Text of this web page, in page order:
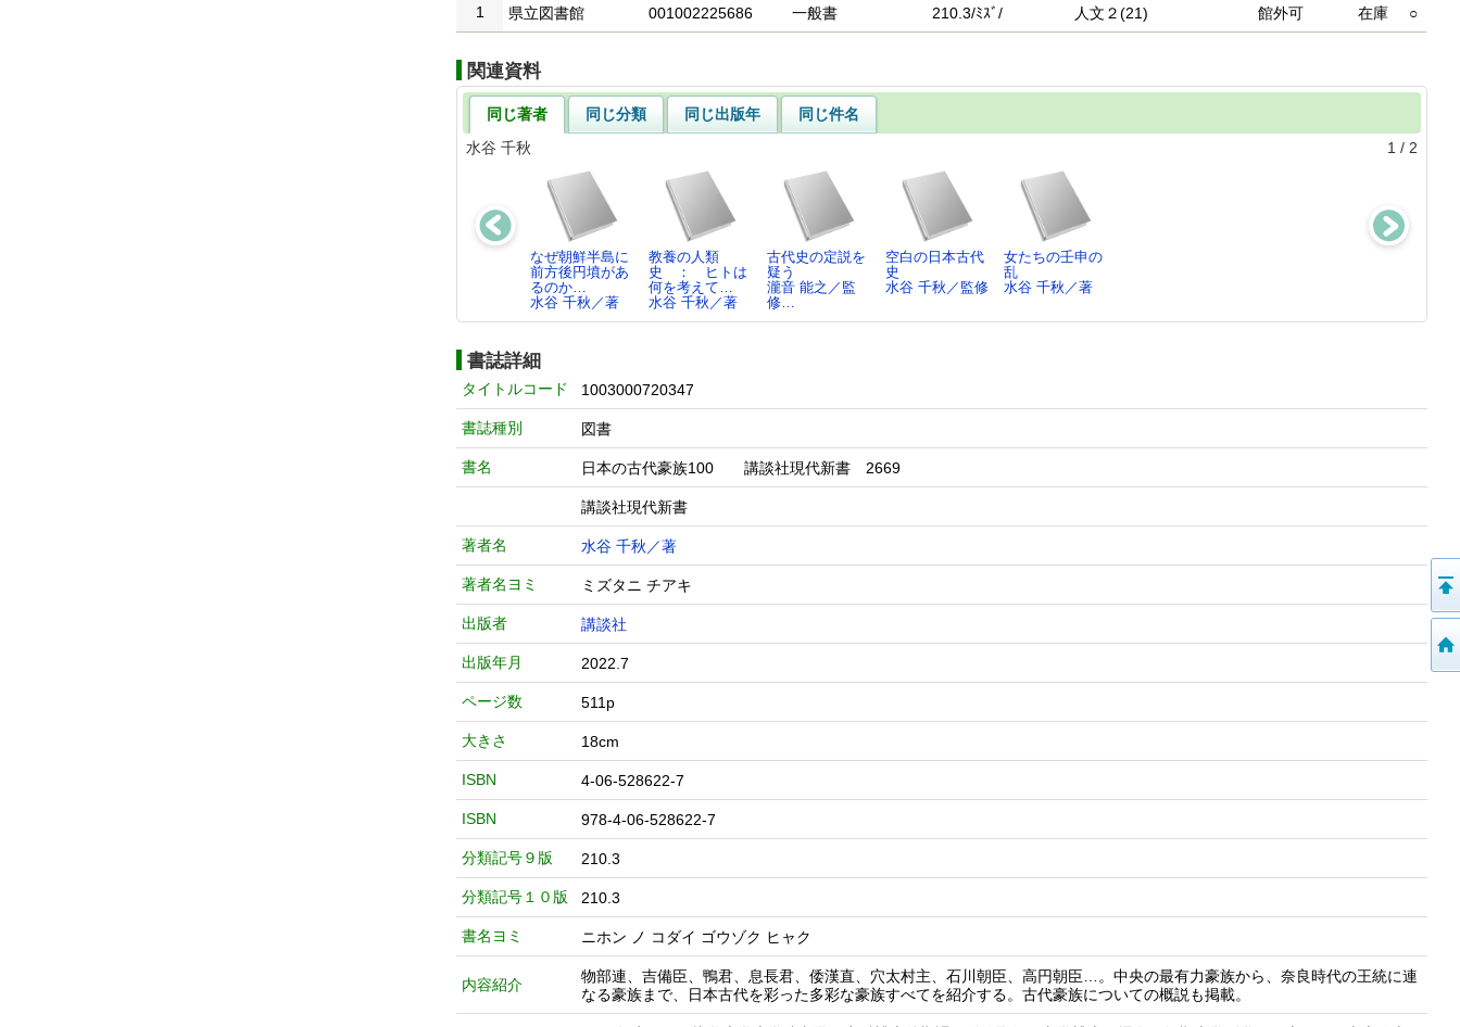
1
県立図書館 001002225686 一般書 210.3/ﾐｽﾞ/ 人文２(21) 館外可 在庫 ○
関連資料
同じ著者 同じ分類 同じ出版年
同じ件名
水谷 千秋
1 / 2
なぜ朝鮮半島に
前方後円墳があ
るのか…
水谷 千秋／著
教養の人類
史 ： ヒトは
何を考えて…
水谷 千秋／著
古代史の定説を
疑う
瀧音 能之／監
修…
空白の日本古代
史
水谷 千秋／監修
女たちの壬申の
乱
水谷 千秋／著
書誌詳細
タイトルコード 1003000720347
書誌種別 図書
書名 日本の古代豪族100 講談社現代新書 2669
講談社現代新書
著者名 水谷 千秋／著
著者名ヨミ ミズタニ チアキ
出版者 講談社
出版年月 2022.7
ページ数 511p
大きさ 18cm
ISBN 4-06-528622-7
ISBN 978-4-06-528622-7
分類記号９版 210.3
分類記号１０版 210.3
書名ヨミ ニホン ノ コダイ ゴウゾク ヒャク
内容紹介
物部連、吉備臣、鴨君、息長君、倭漢直、穴太村主、石川朝臣、高円朝臣…。中央の最有力豪族から、奈良時代の王統に連
なる豪族まで、日本古代を彩った多彩な豪族すべてを紹介する。古代豪族についての概説も掲載。